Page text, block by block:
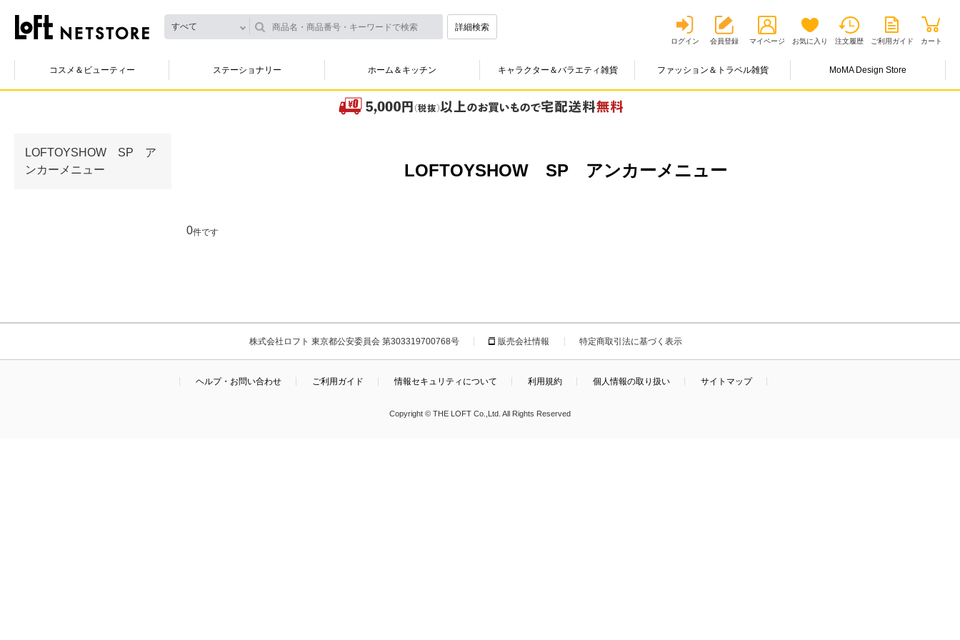
すべて 詳細検索
ログイン 会員登録 マイページ お気に入り 注文履歴 ご利用ガイド カート
コスメ＆ビューティー ステーショナリー ホーム＆キッチン キャラクター＆バラエティ雑貨 ファッション＆トラベル雑貨 MoMA Design Store
LOFTOYSHOW SP ア
ンカーメニュー
LOFTOYSHOW SP アンカーメニュー
0件です
株式会社ロフト 東京都公安委員会 第303319700768号 販売会社情報 特定商取引法に基づく表示
ヘルプ・お問い合わせ ご利用ガイド 情報セキュリティについて 利用規約 個人情報の取り扱い サイトマップ
Copyright © THE LOFT Co.,Ltd. All Rights Reserved